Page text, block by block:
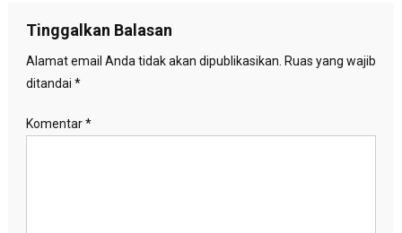
Tinggalkan Balasan
Alamat email Anda tidak akan dipublikasikan. Ruas yang wajib
ditandai *
Komentar*